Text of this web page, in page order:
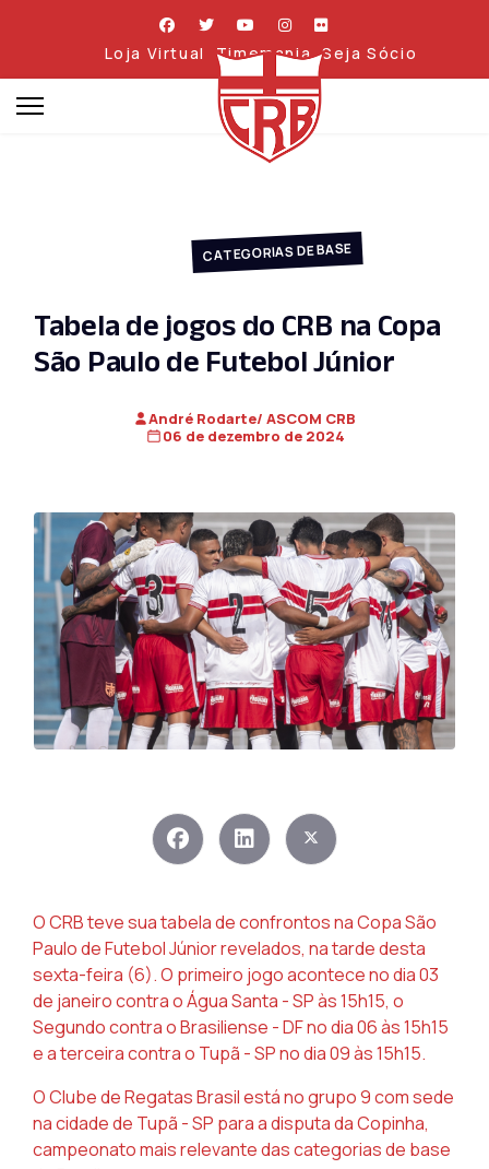
Loja Virtual Timemania Seja Sócio
CATEGORIAS DE BASE
Tabela de jogos do CRB na Copa
São Paulo de Futebol Júnior
André Rodarte/ ASCOM CRB
06 de dezembro de 2024
O CRB teve sua tabela de confrontos na Copa São
Paulo de Futebol Júnior revelados, na tarde desta
sexta-feira (6). O primeiro jogo acontece no dia 03
de janeiro contra o Água Santa - SP às 15h15, o
Segundo contra o Brasiliense - DF no dia 06 às 15h15
e a terceira contra o Tupã - SP no dia 09 às 15h15.
O Clube de Regatas Brasil está no grupo 9 com sede
na cidade de Tupã - SP para a disputa da Copinha,
campeonato mais relevante das categorias de base